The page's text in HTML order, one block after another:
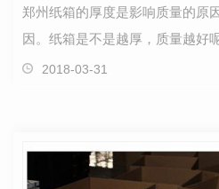
郑州纸箱的厚度是影响质量的原
因。纸箱是不是越厚，质量越好
纸箱越厚，质量越好，而是纸板
2018-03-31